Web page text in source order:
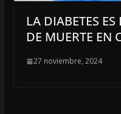
LA DIABETES
DE MUERTE EN
27 noviembre, 2024